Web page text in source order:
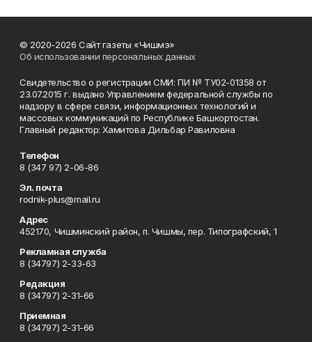
© 2020-2026 Сайт газеты «Чишмэ»
Об использовании персональных данных
Свидетельство о регистрации СМИ: ПИ № ТУ02-01358 от
23.07.2015 г. выдано Управлением федеральной службы по
надзору в сфере связи, информационных технологий и
массовых коммуникаций по Республике Башкортостан.
Главный редактор: Хамитова Дильбар Равиловна
Телефон
8 (347 97) 2-06-86
Эл. почта
rodnik-plus@mail.ru
Адрес
452170, Чишминский район, п. Чишмы, пер. Типографский, 1
Рекламная служба
8 (34797) 2-33-63
Редакция
8 (34797) 2-31-66
Приемная
8 (34797) 2-31-66